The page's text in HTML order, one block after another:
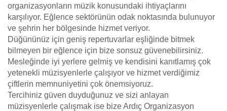
organizasyonların müzik konusundaki ihtiyaçlarını
karşılıyor. Eğlence sektörünün odak noktasında bulunuyor
ve şehrin her bölgesinde hizmet veriyor.
Düğününüz için geniş repertuvarlar eşliğinde bitmek
bilmeyen bir eğlence için bize sonsuz güvenebilirsiniz.
Mesleğinde iyi yerlere gelmiş ve kendisini kanıtlamış çok
yetenekli müzisyenlerle çalışıyor ve hizmet verdiğimiz
çiftlerin memnuniyetini çok önemsiyoruz.
Tercihiniz güven duyduğunuz ve sizi anlayan
müzisyenlerle çalışmak ise bize Ardıç Organizasyon